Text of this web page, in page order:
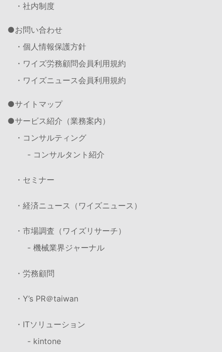
・社内制度
お問い合わせ
・個人情報保護方針
・ワイズ労務顧問会員利用規約
・ワイズニュース会員利用規約
サイトマップ
サービス紹介（業務案内）
・コンサルティング
- コンサルタント紹介
・セミナー
・経済ニュース（ワイズニュース）
・市場調査（ワイズリサーチ）
- 機械業界ジャーナル
・労務顧問
・Y’s PR＠taiwan
・ITソリューション
- kintone